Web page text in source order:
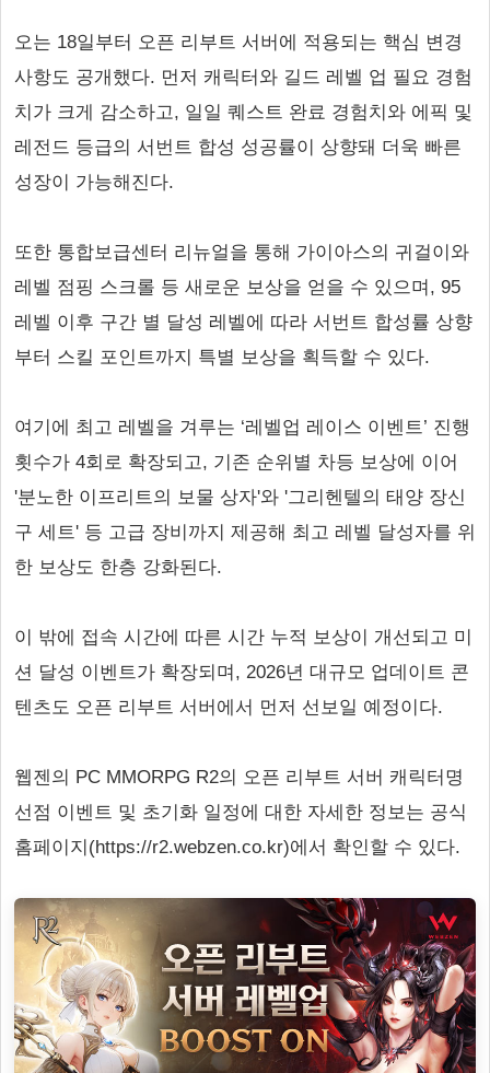
오는 18일부터 오픈 리부트 서버에 적용되는 핵심 변경
사항도 공개했다. 먼저 캐릭터와 길드 레벨 업 필요 경험
치가 크게 감소하고, 일일 퀘스트 완료 경험치와 에픽 및
레전드 등급의 서번트 합성 성공률이 상향돼 더욱 빠른
성장이 가능해진다.
또한 통합보급센터 리뉴얼을 통해 가이아스의 귀걸이와
레벨 점핑 스크롤 등 새로운 보상을 얻을 수 있으며, 95
레벨 이후 구간 별 달성 레벨에 따라 서번트 합성률 상향
부터 스킬 포인트까지 특별 보상을 획득할 수 있다.
여기에 최고 레벨을 겨루는 ‘레벨업 레이스 이벤트’ 진행
횟수가 4회로 확장되고, 기존 순위별 차등 보상에 이어
'분노한 이프리트의 보물 상자'와 '그리헨텔의 태양 장신
구 세트' 등 고급 장비까지 제공해 최고 레벨 달성자를 위
한 보상도 한층 강화된다.
이 밖에 접속 시간에 따른 시간 누적 보상이 개선되고 미
션 달성 이벤트가 확장되며, 2026년 대규모 업데이트 콘
텐츠도 오픈 리부트 서버에서 먼저 선보일 예정이다.
웹젠의 PC MMORPG R2의 오픈 리부트 서버 캐릭터명
선점 이벤트 및 초기화 일정에 대한 자세한 정보는 공식
홈페이지(https://r2.webzen.co.kr)에서 확인할 수 있다.